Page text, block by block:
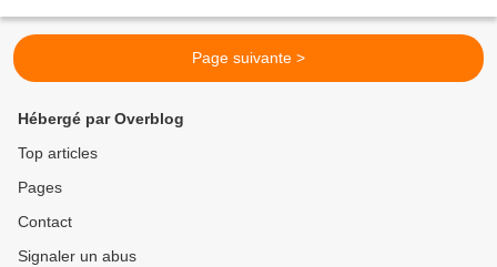
Page suivante >
Hébergé par Overblog
Top articles
Pages
Contact
Signaler un abus